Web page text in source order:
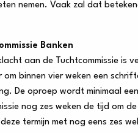
nemen. Vaak zal dat
Banken
aan de Tuchtcommissie is
om binnen vier weken een
De oproep wordt minimaal
nog zes weken de tijd om
termijn met nog eens zes